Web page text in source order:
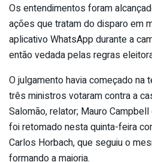
Os entendimentos foram
ações que tratam do disparo em
aplicativo WhatsApp durante a
então vedada pelas regras
O julgamento havia começado na
três ministros votaram contra a
Salomão, relator; Mauro
foi retomado nesta quinta-feira
Carlos Horbach, que seguiu o
formando a maioria.